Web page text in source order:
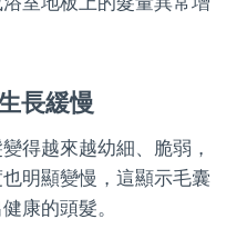
長緩慢
得越來越幼細、脆弱，
明顯變慢，這顯示毛囊
康的頭髮。